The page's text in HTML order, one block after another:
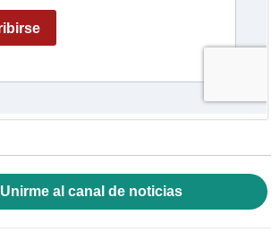
Unirme al canal de noticias